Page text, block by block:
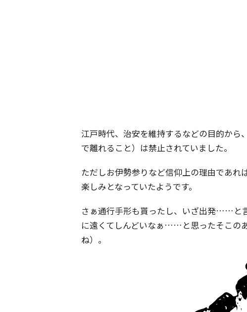
江戸時代、治安を維持するなどの目的から
で離れること）は禁止されていました。
ただしお伊勢参りなど信仰上の理由であ
楽しみとなっていたようです。
さぁ通行手形も貰ったし、いざ出発……と
に遠くてしんどいなぁ……と思ったそこの
ね）。